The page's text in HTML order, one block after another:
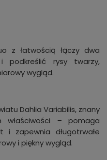
z łatwością łączy dwa
podkreślić rysy twarzy,
wygląd.
Dahlia Variabilis, znany
właściwości – pomaga
i zapewnia długotrwałe
i piękny wygląd.